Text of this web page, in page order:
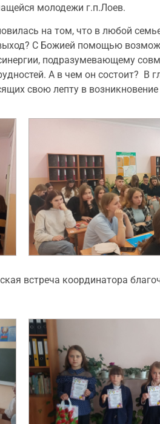
молодежи г.п.Лоев.
на том, что в любой
С Божией помощью
подразумевающему
А в чем он состоит?
свою лепту в
встреча координатора